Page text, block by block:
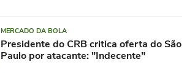
MERCADO DA BOLA
Presidente do CRB critica oferta do São
Paulo por atacante: "Indecente"